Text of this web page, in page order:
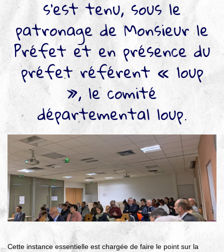
pour l’environnement
▼
Je veux devenir chasseur
▼
Je suis chasseur
Je valide mon permis
s’est tenu, sous le
patronage de Monsieur le
Préfet et en présence du
préfet référent « loup
», le comité
départemental loup.
Cette instance essentielle est chargée de faire le point sur la